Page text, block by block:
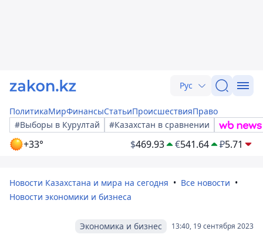
Рус
ПолитикаМирФинансыСтатьиПроисшествияПраво
#Выборы в Курултай
#Казахстан в сравнении
+33° $469.93 €541.64 ₽5.71
Новости Казахстана и мира на сегодня
Все новости
Новости экономики и бизнеса
13:40, 19 сентября 2023
Экономика и бизнес